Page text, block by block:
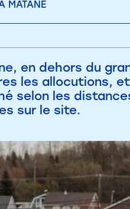
MATANE
en dehors du
les allocutions,
selon les
sur le site.